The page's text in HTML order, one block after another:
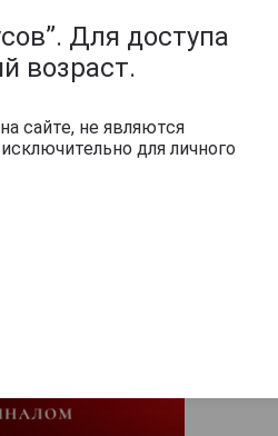
0из 2000 знаков
Для доступа
возраст.
сайте, не являются
для личного